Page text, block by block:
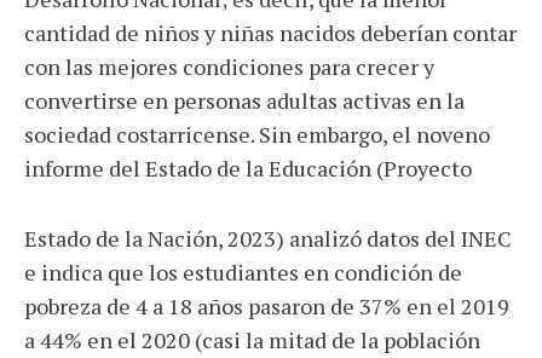
cantidad de niños y niñas nacidos deberían contar
con las mejores condiciones para crecer y
convertirse en personas adultas activas en la
sociedad costarricense. Sin embargo, el noveno
informe del Estado de la Educación (Proyecto
Estado de la Nación, 2023) analizó datos del INEC
e indica que los estudiantes en condición de
pobreza de 4 a 18 años pasaron de 37% en el 2019
a 44% en el 2020 (casi la mitad de la población